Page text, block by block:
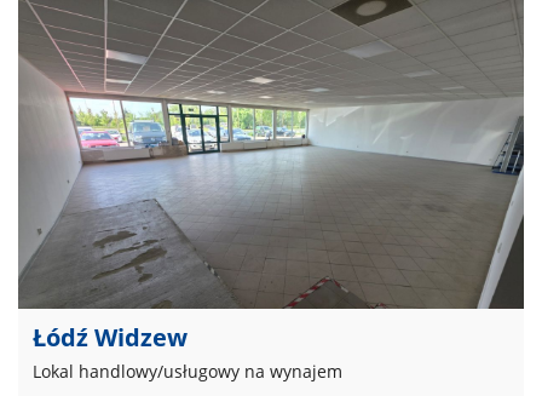
Łódź Widzew
Lokal handlowy/usługowy na wynajem